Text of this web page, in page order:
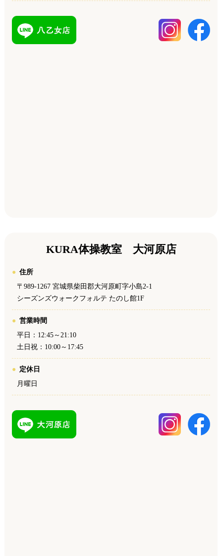
KURA体操教室 大河原店
住所
〒989-1267 宮城県柴田郡大河原町字小島2-1
シーズンズウォークフォルテ たのし館1F
営業時間
平日：12:45～21:10
土日祝：10:00～17:45
定休日
月曜日